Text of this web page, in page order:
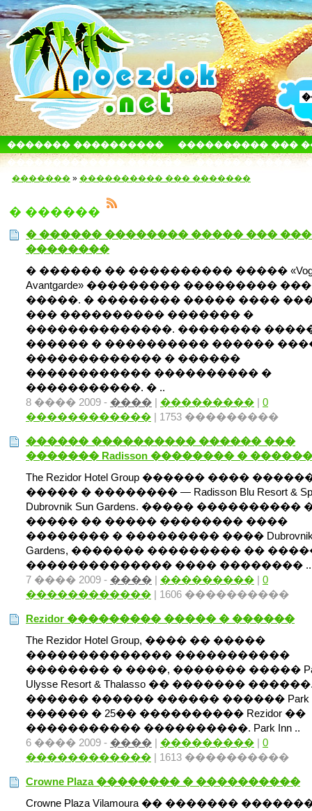
������� ����������
���������� ���
������������� ������
����� � ����
������� » ���������� ��� �������
� ������
� ������ �������� ����� ���
��������
� ������ �� ���������� �����
Avantgarde» ��������� ��������� ���
�����. � �������� ����� ����
��� ���������� ������� �
��������������. ��������
������ � ���������� ������
������������� � ������
������������ ���������� �
�����������. � ..
8 ���� 2009 - ���� | ��������� | 0
������������ | 1753 ���������
������ ���������� ������ ���
������� Radisson �������� �
The Rezidor Hotel Group ������ ����
����� � �������� — Radisson Blu Resort &
Dubrovnik Sun Gardens. ����� ����������
����� �� ����� �������� ����
�������� � ��������� ���� Dubrovnik
Gardens, ������� ��������� ��
�������������� ���� �������� ..
7 ���� 2009 - ���� | ��������� | 0
������������ | 1606 ����������
Rezidor ��������� ����� � ������
The Rezidor Hotel Group, ���� �� �����
�������������� �����������
�������� � ����, ������� �����
Ulysse Resort & Thalasso �� �������
������ ������ ������ ������ Park
������ � 25�� ���������� Rezidor ��
����������� ����������. Park Inn ..
6 ���� 2009 - ���� | ��������� | 0
������������ | 1613 ����������
Crowne Plaza �������� � ����������
Crowne Plaza Vilamoura �� �������